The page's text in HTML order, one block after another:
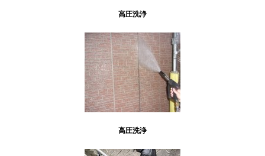
高圧洗浄
高圧洗浄